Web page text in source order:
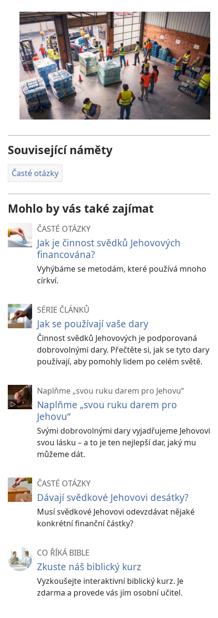
Související náměty
Časté otázky
Mohlo by vás také zajímat
ČASTÉ OTÁZKY
Jak je činnost svědků Jehovových
financována?
Vyhýbáme se metodám, které používá mnoho
církví.
SÉRIE ČLÁNKŮ
Jak se používají vaše dary
Činnost svědků Jehovových je podporovaná
dobrovolnými dary. Přečtěte si, jak se tyto dary
používají, aby pomohly lidem po celém světě.
Naplňme „svou ruku darem pro Jehovu“
Naplňme „svou ruku darem pro
Jehovu“
Svými dobrovolnými dary vyjadřujeme Jehovovi
svou lásku – a to je ten nejlepší dar, jaký mu
můžeme dát.
ČASTÉ OTÁZKY
Dávají svědkové Jehovovi desátky?
Musí svědkové Jehovovi odevzdávat nějaké
konkrétní finanční částky?
CO ŘÍKÁ BIBLE
Zkuste náš biblický kurz
Vyzkoušejte interaktivní biblický kurz. Je
zdarma a provede vás jím osobní učitel.